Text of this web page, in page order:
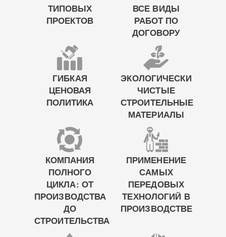
ТИПОВЫХ
ПРОЕКТОВ
ВСЕ ВИДЫ
РАБОТ ПО
ДОГОВОРУ
ГИБКАЯ
ЦЕНОВАЯ
ПОЛИТИКА
ЭКОЛОГИЧЕСКИ
ЧИСТЫЕ
СТРОИТЕЛЬНЫЕ
МАТЕРИАЛЫ
КОМПАНИЯ
ПОЛНОГО
ЦИКЛА: ОТ
ПРОИЗВОДСТВА
ДО
СТРОИТЕЛЬСТВА
ПРИМЕНЕНИЕ
САМЫХ
ПЕРЕДОВЫХ
ТЕХНОЛОГИЙ В
ПРОИЗВОДСТВЕ